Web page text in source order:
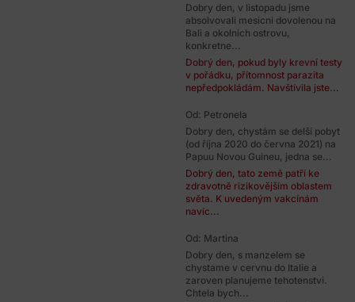
Dobry den, v listopadu jsme
absolvovali mesicni dovolenou na
Bali a okolnich ostrovu,
konkretne...
Dobrý den, pokud byly krevní testy
v pořádku, přítomnost parazita
nepředpokládám. Navštívila jste...
Od: Petronela
Dobry den, chystám se delší pobyt
(od října 2020 do června 2021) na
Papuu Novou Guineu, jedna se...
Dobrý den, tato země patří ke
zdravotně rizikovějším oblastem
světa. K uvedeným vakcínám
navíc...
Od: Martina
Dobry den, s manzelem se
chystame v cervnu do Italie a
zaroven planujeme tehotenstvi.
Chtela bych...